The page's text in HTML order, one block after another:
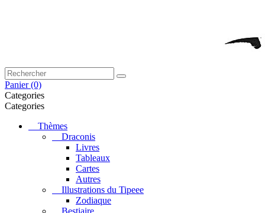
Panier (0)
Categories
Categories
Thèmes
Draconis
Livres
Tableaux
Cartes
Autres
Illustrations du Tipeee
Zodiaque
Bestiaire